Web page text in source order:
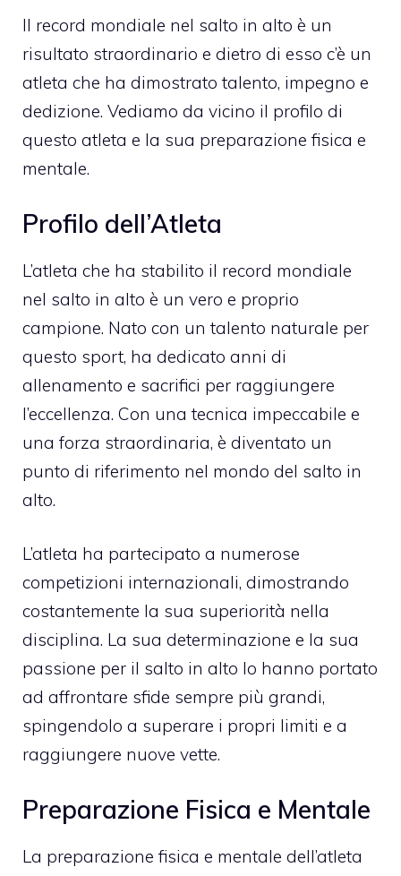
Il record mondiale nel salto in alto è un
risultato straordinario e dietro di esso c’è un
atleta che ha dimostrato talento, impegno e
dedizione. Vediamo da vicino il profilo di
questo atleta e la sua preparazione fisica e
mentale.
Profilo dell’Atleta
L’atleta che ha stabilito il record mondiale
nel salto in alto è un vero e proprio
campione. Nato con un talento naturale per
questo sport, ha dedicato anni di
allenamento e sacrifici per raggiungere
l’eccellenza. Con una tecnica impeccabile e
una forza straordinaria, è diventato un
punto di riferimento nel mondo del salto in
alto.
L’atleta ha partecipato a numerose
competizioni internazionali, dimostrando
costantemente la sua superiorità nella
disciplina. La sua determinazione e la sua
passione per il salto in alto lo hanno portato
ad affrontare sfide sempre più grandi,
spingendolo a superare i propri limiti e a
raggiungere nuove vette.
Preparazione Fisica e Mentale
La preparazione fisica e mentale dell’atleta